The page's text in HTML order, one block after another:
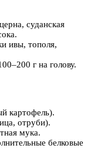
суданская
ивы, тополя,
г на голову.
картофель).
отруби).
мука.
белковые